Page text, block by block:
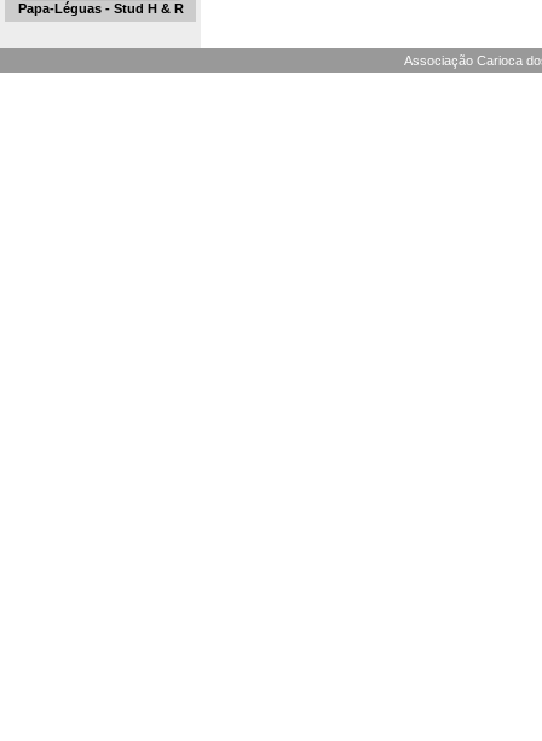
Papa-Léguas - Stud H & R
Associação Carioca